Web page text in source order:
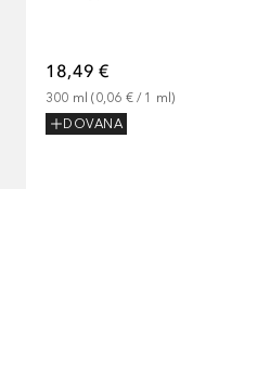
18,49 €
300 ml (0,06 € / 1 ml)
DOVANA